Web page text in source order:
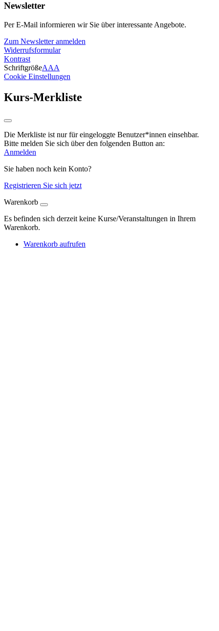
Newsletter
Per E-Mail informieren wir Sie über interessante Angebote.
Zum Newsletter anmelden
Widerrufsformular
Kontrast
SchriftgrößeAAA
Cookie Einstellungen
Kurs-Merkliste
Die Merkliste ist nur für eingeloggte Benutzer*innen einsehbar.
Bitte melden Sie sich über den folgenden Button an:
Anmelden
Sie haben noch kein Konto?
Registrieren Sie sich jetzt
Warenkorb
Es befinden sich derzeit keine Kurse/Veranstaltungen in Ihrem
Warenkorb.
Warenkorb aufrufen